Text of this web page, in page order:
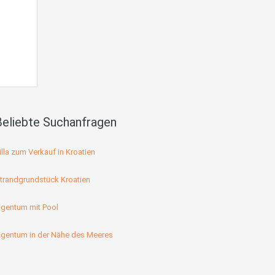
Suchanfragen
zum Verkauf in Kroatien
Kroatien
mit Pool
in der Nähe des Meeres